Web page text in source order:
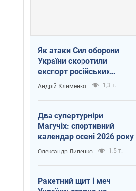
Як атаки Сил оборони
України скоротили
експорт російських
нафтопродуктів
Андрій Клименко 1,3 т.
Два супертурніри
Магучіх: спортивний
календар осені 2026 року
Олександр Липенко 1,5 т.
Ракетний щит і меч